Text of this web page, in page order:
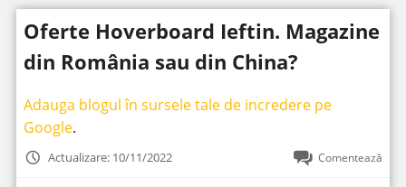
t
î
n
i
t
Oferte Hoverboard Ieftin. Magazine
din România sau din China?
Adauga blogul în sursele tale de incredere pe
Google.
Actualizare: 10/11/2022 Comentează